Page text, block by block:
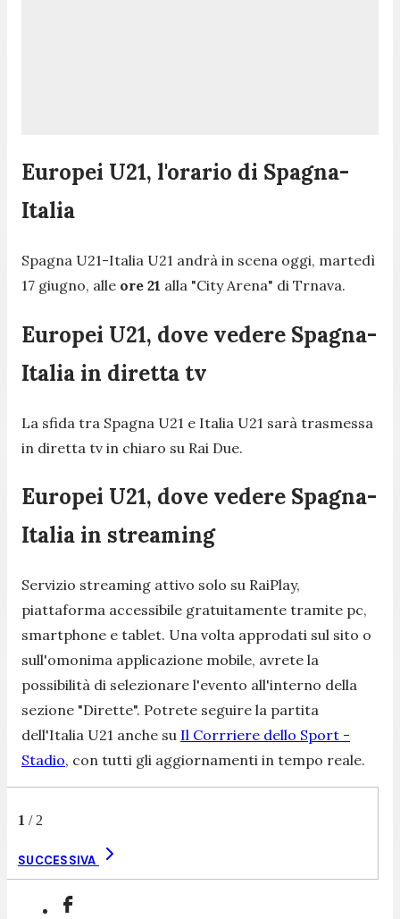
Europei U21, l'orario di Spagna-
Italia
Spagna U21-Italia U21 andrà in scena oggi, martedì
17 giugno, alle ore 21 alla "City Arena" di Trnava.
Europei U21, dove vedere Spagna-
Italia in diretta tv
La sfida tra Spagna U21 e Italia U21 sarà trasmessa
in diretta tv in chiaro su Rai Due.
Europei U21, dove vedere Spagna-
Italia in streaming
Servizio streaming attivo solo su RaiPlay,
piattaforma accessibile gratuitamente tramite pc,
smartphone e tablet. Una volta approdati sul sito o
sull'omonima applicazione mobile, avrete la
possibilità di selezionare l'evento all'interno della
sezione "Dirette". Potrete seguire la partita
dell'Italia U21 anche su Il Corrriere dello Sport -
Stadio, con tutti gli aggiornamenti in tempo reale.
1 / 2
SUCCESSIVA